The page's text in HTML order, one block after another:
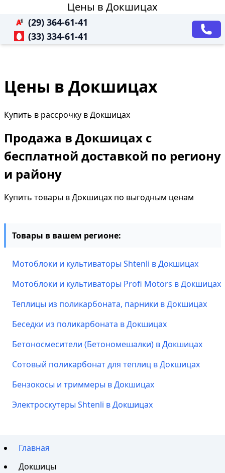
Цены в Докшицах
(29) 364-61-41
(33) 334-61-41
Цены в Докшицах
Купить в рассрочку в Докшицах
Продажа в Докшицах с
бесплатной доставкой по региону
и району
Купить товары в Докшицах по выгодным ценам
Товары в вашем регионе:
Мотоблоки и культиваторы Shtenli в Докшицах
Мотоблоки и культиваторы Profi Motors в Докшицах
Теплицы из поликарбоната, парники в Докшицах
Беседки из поликарбоната в Докшицах
Бетоносмесители (Бетономешалки) в Докшицах
Сотовый поликарбонат для теплиц в Докшицах
Бензокосы и триммеры в Докшицах
Электроскутеры Shtenli в Докшицах
Главная
Докшицы